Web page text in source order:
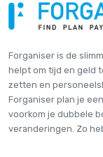
Forganiser is de
helpt om tijd en geld
zetten en
Forganiser plan je
voorkom je dubbele
veranderingen. Zo